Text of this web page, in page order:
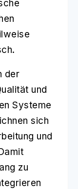
der
und
Systeme
sich
und
zu